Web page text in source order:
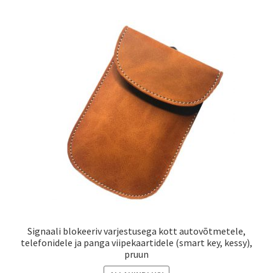
Signaali blokeeriv varjestusega kott autovõtmetele,
telefonidele ja panga viipekaartidele (smart key, kessy),
pruun